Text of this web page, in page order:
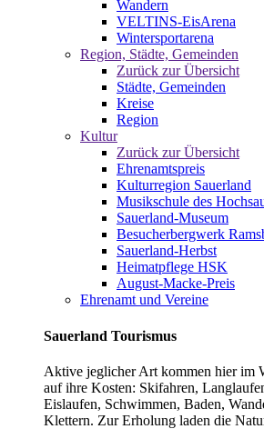
Wandern
VELTINS-EisArena
Wintersportarena
Region, Städte, Gemeinden
Zurück zur Übersicht
Städte, Gemeinden
Kreise
Region
Kultur
Zurück zur Übersicht
Ehrenamtspreis
Kulturregion Sauerland
Musikschule des
Sauerland-Museum
Besucherbergwerk
Sauerland-Herbst
Heimatpflege HSK
August-Macke-Preis
Ehrenamt und Vereine
Sauerland Tourismus
Aktive jeglicher Art kommen hier im
auf ihre Kosten: Skifahren,
Eislaufen, Schwimmen, Baden,
Klettern. Zur Erholung laden die